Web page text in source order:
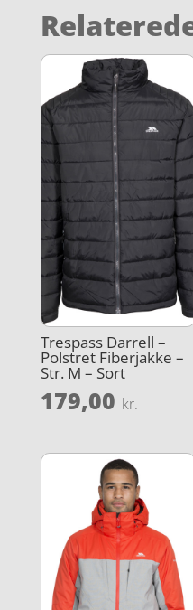
Trespass Darrell –
Polstret Fiberjakke –
Str. M – Sort
179,00 kr.